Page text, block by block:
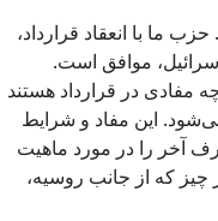
ما با انعقاد قرارداد،
موافق است.
مفادی در قرارداد هستند
این مفاد و شرایط
آخر را در مورد ماهیت
چیز که از جانب روسیه،